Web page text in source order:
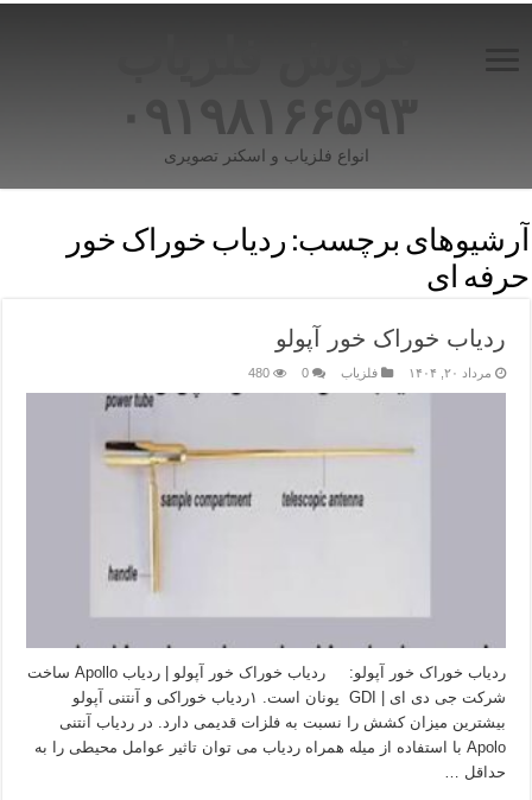
۰۹۱۹۸۱۶۶۵۹۳
انواع فلزیاب و اسکنر تصویری
آرشیوهای برچسب: ردیاب خوراک خور
حرفه ای
ردیاب خوراک خور آپولو
مرداد ۲۰, ۱۴۰۴ فلزیاب 0
480
ردیاب خوراک خور آپولو: ردیاب خوراک خور آپولو | ردیاب Apollo ساخت
شرکت جی دی ای | GDI یونان است. ۱ردیاب خوراکی و آنتنی آپولو
بیشترین میزان کشش را نسبت به فلزات قدیمی دارد. در ردیاب آنتنی
Apolo با استفاده از میله همراه ردیاب می توان تاثیر عوامل محیطی را به
حداقل …